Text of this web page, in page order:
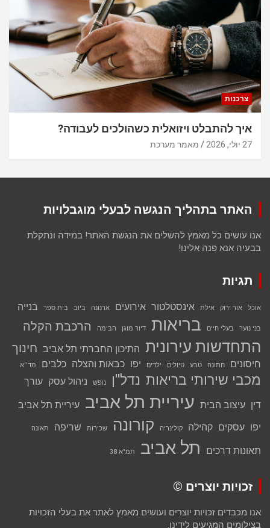
צרכנות
איך להתבלט ויזואלית כשהולכים לעבודה?
27 יולי, 2026 מאמר מערכת
האתר בתהליך הנגשה לבעלי מוגבלויות
אנו עושים כל מאמץ להשלים את הנגשת האתר! במידה ונתקלת
בבעיה אנא פנה אלינו!
תגיות
אוכל אור ירוק אילת אינסטלטור אירועים ארנונה ביוב בית ספר בנייה
בני נוער בעלי חיים בריאות דיור מוגן הבימה הרכבת הקלה
התחדשות עירונית התיכון החברתי תל אביב חינוך
חיסונים חתונה טבע טיולים ילדים יפו כבאות והצלה כלבים מד''א
מכבי שירותי בריאות נדל''ן נופש ניהול עסק עורך
דין עיצוב הבית עיריית תל אביב עיריית תל אביב
יפו עסקים קהילה קולינריה קורונה שכירות שריפה תאונה
תאונות דרכים תל אביב תמ"א 38
זכויות יוצרים ©
אנו מכבדים זכויות יוצרים ועושים מאמץ לאתר את בעלי הזכויות
בצילומים המגיעים לידינו.